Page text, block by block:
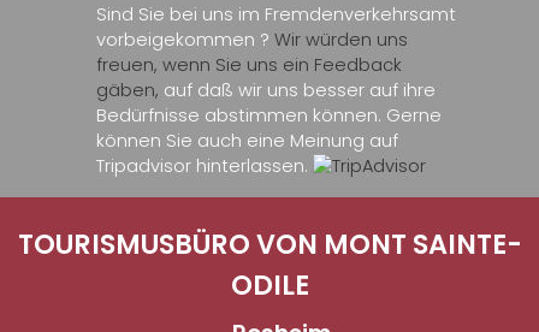
Sind Sie bei uns im Fremdenverkehrsamt
vorbeigekommen ? Wir würden uns
freuen, wenn Sie uns ein Feedback
gäben, auf daß wir uns besser auf ihre
Bedürfnisse abstimmen können. Gerne
können Sie auch eine Meinung auf
Tripadvisor hinterlassen.
TOURISMUSBÜRO VON MONT SAINTE-
ODILE